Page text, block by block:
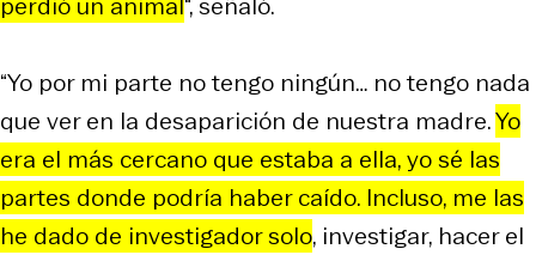
“Yo por mi parte no tengo ningún… no tengo nada
que ver en la desaparición de nuestra madre.Yo
era el más cercano que estaba a ella, yo sé las
partes donde podría haber caído. Incluso, me las
he dado de investigador solo, investigar, hacer el